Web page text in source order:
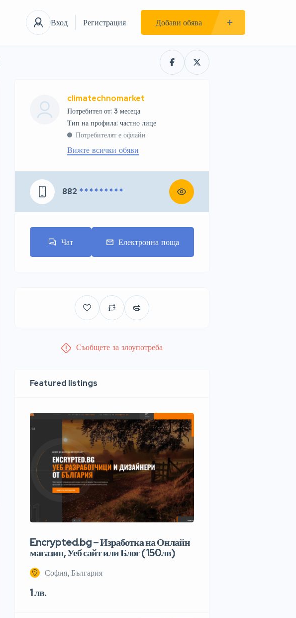
Вход Регистрация Добави обява
climatechnomarket
Потребител от: 3 месеца
тип на профила: частно лице
Потребителят е офлайн
Вижте всички обяви
882 * * * * * * * * *
Чат Електронна поща
Съобщете за злоупотреба
Featured listings
Encrypted.bg – Изработка на Онлайн
магазин, Уеб сайт или Блог ( 150лв)
София, България
1 лв.